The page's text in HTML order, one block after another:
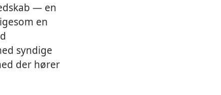
— en
en
syndige
der hører